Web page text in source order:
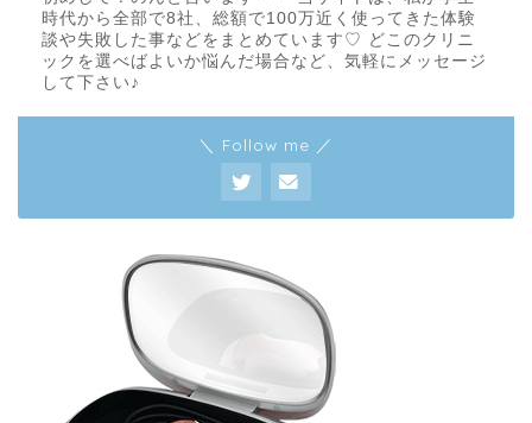
時代から全部で8社、総額で100万近く使ってきた体験
談や失敗した事などをまとめています♡ どこのクリニ
ックを選べばよいか悩んだ場合など、気軽にメッセージ
して下さい♪
＼ Follow me ／